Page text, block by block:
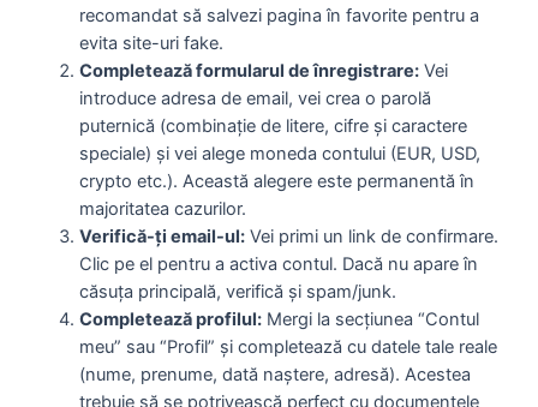
recomandat să salvezi pagina în favorite pentru a
evita site-uri fake.
Completează formularul de înregistrare: Vei
introduce adresa de email, vei crea o parolă
puternică (combinație de litere, cifre și caractere
speciale) și vei alege moneda contului (EUR, USD,
crypto etc.). Această alegere este permanentă în
majoritatea cazurilor.
Verifică-ți email-ul: Vei primi un link de confirmare.
Clic pe el pentru a activa contul. Dacă nu apare în
căsuța principală, verifică și spam/junk.
Completează profilul: Mergi la secțiunea “Contul
meu” sau “Profil” și completează cu datele tale reale
(nume, prenume, dată naștere, adresă). Acestea
trebuie să se potrivească perfect cu documentele